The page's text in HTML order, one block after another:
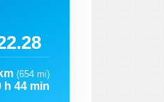
(654 mi)
h 44 min